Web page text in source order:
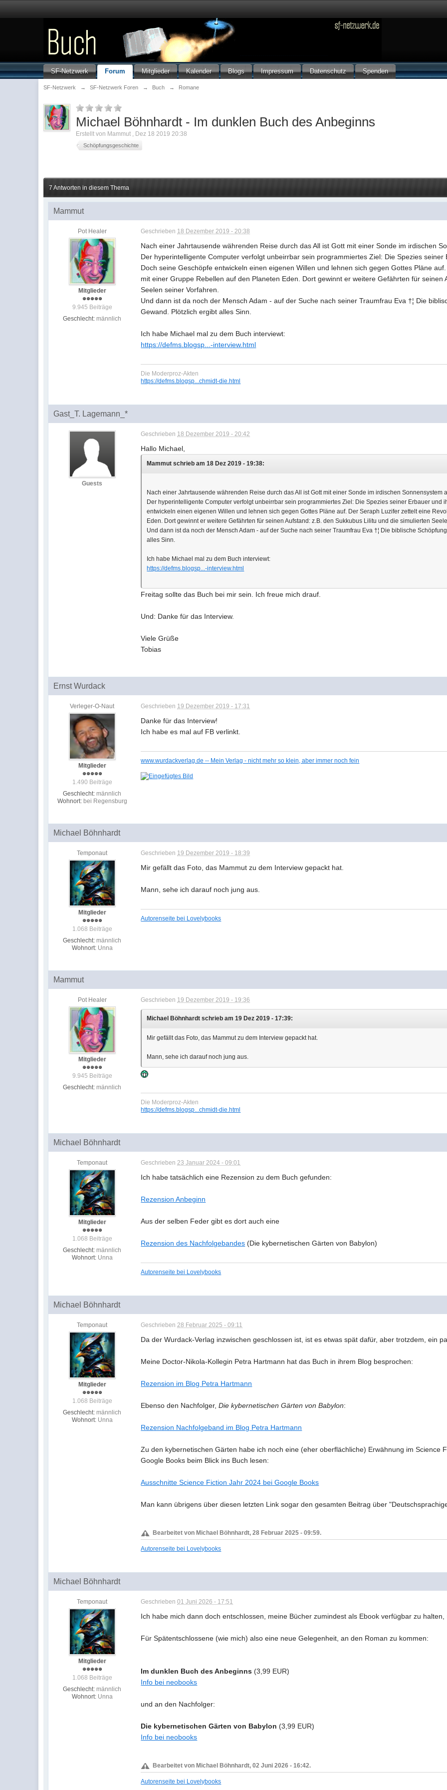
SF-Netzwerk Forum Mitglieder Kalender Blogs Impressum Datenschutz Spenden
SF-Netzwerk → SF-Netzwerk Foren → Buch → Romane
Michael Böhnhardt - Im dunklen Buch des Anbeginns
Erstellt von Mammut , Dez 18 2019 20:38
Schöpfungsgeschichte
7 Antworten in diesem Thema
Mammut
Pot Healer
Mitglieder
9.945 Beiträge
Geschlecht: männlich
Geschrieben 18 Dezember 2019 - 20:38
Nach einer Jahrtausende währenden Reise durch das All ist Gott mit einer Sonde im irdischen
Der hyperintelligente Computer verfolgt unbeirrbar sein programmiertes Ziel: Die Spezies
Doch seine Geschöpfe entwickeln einen eigenen Willen und lehnen sich gegen Gottes Pläne
mit einer Gruppe Rebellen auf den Planeten Eden. Dort gewinnt er weitere Gefährten für
Seelen seiner Vorfahren.
Und dann ist da noch der Mensch Adam - auf der Suche nach seiner Traumfrau Eva †¦ Die
Gewand. Plötzlich ergibt alles Sinn.
Ich habe Michael mal zu dem Buch interviewt:
https://defms.blogsp...-interview.html
Die Moderproz-Akten
https://defms.blogsp...chmidt-die.html
Gast_T. Lagemann_*
Guests
Geschrieben 18 Dezember 2019 - 20:42
Hallo Michael,
Mammut schrieb am 18 Dez 2019 - 19:38:
Nach einer Jahrtausende währenden Reise durch das All ist Gott mit einer Sonde im irdischen Sonnensystem
Der hyperintelligente Computer verfolgt unbeirrbar sein programmiertes Ziel: Die Spezies seiner Erbauer und
entwickeln einen eigenen Willen und lehnen sich gegen Gottes Pläne auf. Der Seraph Luzifer zettelt eine
Eden. Dort gewinnt er weitere Gefährten für seinen Aufstand: z.B. den Sukkubus Lilitu und die simulierten
Und dann ist da noch der Mensch Adam - auf der Suche nach seiner Traumfrau Eva †¦ Die biblische
alles Sinn.
Ich habe Michael mal zu dem Buch interviewt:
https://defms.blogsp...-interview.html
Freitag sollte das Buch bei mir sein. Ich freue mich drauf.
Und: Danke für das Interview.
Viele Grüße
Tobias
Ernst Wurdack
Verleger-O-Naut
Mitglieder
1.490 Beiträge
Geschlecht: männlich
Wohnort: bei Regensburg
Geschrieben 19 Dezember 2019 - 17:31
Danke für das Interview!
Ich habe es mal auf FB verlinkt.
www.wurdackverlag.de -- Mein Verlag - nicht mehr so klein, aber immer noch fein
Michael Böhnhardt
Temponaut
Mitglieder
1.068 Beiträge
Geschlecht: männlich
Wohnort: Unna
Geschrieben 19 Dezember 2019 - 18:39
Mir gefällt das Foto, das Mammut zu dem Interview gepackt hat.
Mann, sehe ich darauf noch jung aus.
Autorenseite bei Lovelybooks
Mammut
Pot Healer
Mitglieder
9.945 Beiträge
Geschlecht: männlich
Geschrieben 19 Dezember 2019 - 19:36
Michael Böhnhardt schrieb am 19 Dez 2019 - 17:39:
Mir gefällt das Foto, das Mammut zu dem Interview gepackt hat.
Mann, sehe ich darauf noch jung aus.
Die Moderproz-Akten
https://defms.blogsp...chmidt-die.html
Michael Böhnhardt
Temponaut
Mitglieder
1.068 Beiträge
Geschlecht: männlich
Wohnort: Unna
Geschrieben23 Januar 2024 - 09:01
Ich habe tatsächlich eine Rezension zu dem Buch gefunden:
Rezension Anbeginn
Aus der selben Feder gibt es dort auch eine
Rezension des Nachfolgebandes (Die kybernetischen Gärten von Babylon)
Autorenseite bei Lovelybooks
Michael Böhnhardt
Temponaut
Mitglieder
1.068 Beiträge
Geschlecht: männlich
Wohnort: Unna
Geschrieben28 Februar 2025 - 09:11
Da der Wurdack-Verlag inzwischen geschlossen ist, ist es etwas spät dafür, aber trotzdem, ein
Meine Doctor-Nikola-Kollegin Petra Hartmann hat das Buch in ihrem Blog besprochen:
Rezension im Blog Petra Hartmann
Ebenso den Nachfolger,Die kybernetischen Gärten von Babylon:
Rezension Nachfolgeband im Blog Petra Hartmann
Zu den kybernetischen Gärten habe ich noch eine (eher oberflächliche) Erwähnung im Science
Google Books beim Blick ins Buch lesen:
Ausschnitte Science Fiction Jahr 2024 bei Google Books
Man kann übrigens über diesen letzten Link sogar den gesamten Beitrag über
Bearbeitet von Michael Böhnhardt, 28 Februar 2025 - 09:59.
Autorenseite bei Lovelybooks
Michael Böhnhardt
Temponaut
Mitglieder
1.068 Beiträge
Geschlecht: männlich
Wohnort: Unna
Geschrieben01 Juni 2026 - 17:51
Ich habe mich dann doch entschlossen, meine Bücher zumindest als Ebook verfügbar zu
Für Spätentschlossene (wie mich) also eine neue Gelegenheit, an den Roman zu kommen:
Im dunklen Buch des Anbeginns (3,99 EUR)
Info bei neobooks
und an den Nachfolger:
Die kybernetischen Gärten von Babylon (3,99 EUR)
Info bei neobooks
Bearbeitet von Michael Böhnhardt, 02 Juni 2026 - 16:42.
Autorenseite bei Lovelybooks